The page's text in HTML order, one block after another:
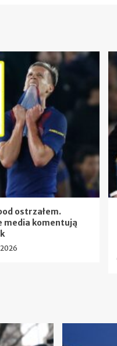
ostrzałem.
media komentują